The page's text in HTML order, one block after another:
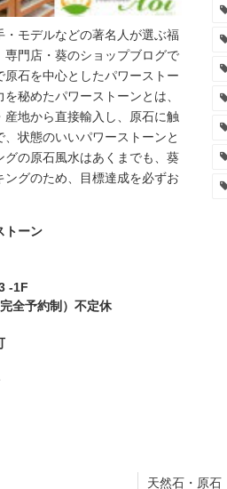
モデルなどの著名人が選ぶ福
門店・葵のショップブログで
石を中心としたパワーストー
秘めたパワーストーンとは、
地から直接輸入し、原石に触
状態のいいパワーストーンと
の原石風水はあくまでも、葵
グのため、目標達成を必ずお
トーン
-1F
全予約制）不定休
天然石・原石